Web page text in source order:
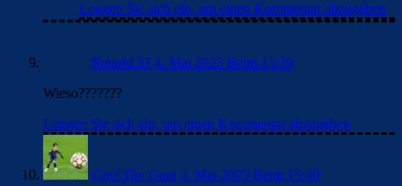
Loggen Sie sich ein, um einen Kommentar abzugeben
Ronald.33 4. Mai 2025 Beim 15:39
Wieso???????
Loggen Sie sich ein, um einen Kommentar abzugeben
Gavi The Goat 4. Mai 2025 Beim 15:40